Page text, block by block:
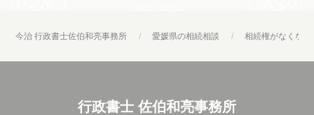
今治 行政書士佐伯和亮事務所 愛媛県の相続相談 相続権がなくな
行政書士 佐伯和亮事務所